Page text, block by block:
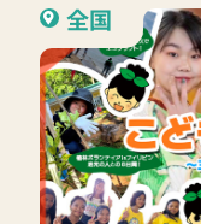
全国